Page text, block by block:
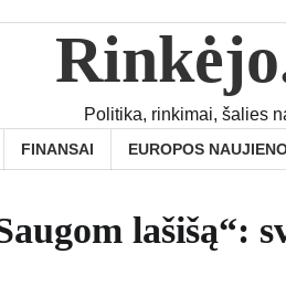
Politika, rinkimai, šalies
FINANSAI EUROPOS
lašišą“: